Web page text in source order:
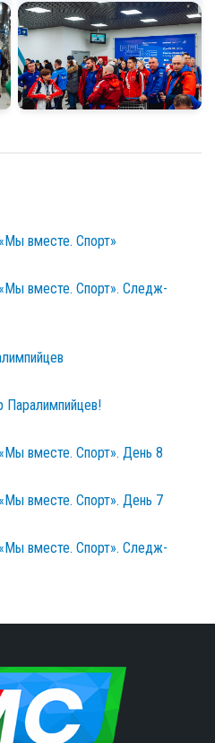
вместе. Спорт»
вместе. Спорт». Следж-
Паралимпийцев!
вместе. Спорт». День 8
вместе. Спорт». День 7
вместе. Спорт». Следж-